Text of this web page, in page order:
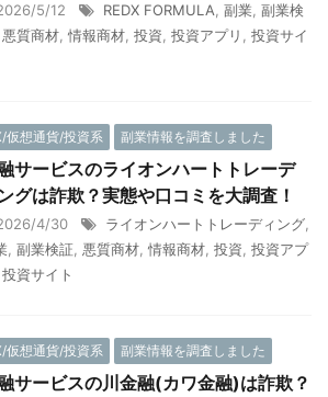
5/12 REDX FORMULA 副業 副業検
悪質商材 情報商材 投資 投資アプリ
投資サイ
仮想通貨/投資系 副業情報を調査しました
サービスのライオンハートトレーデ
グは詐欺？実態や口コミを大調査！
4/30 ライオンハートトレーディング
副業検証 悪質商材 情報商材 投資 投資アプ
投資サイト
仮想通貨/投資系 副業情報を調査しました
サービスの川金融(カワ金融)は詐欺？